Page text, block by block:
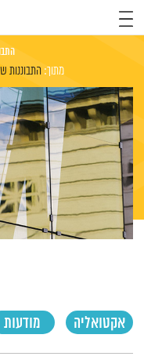
מתוך: התבוננות
אקטואליה מודעות